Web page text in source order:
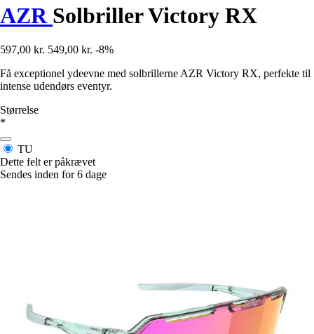
AZR Solbriller Victory RX
597,00 kr. 549,00 kr. -8%
Få exceptionel ydeevne med solbrillerne AZR Victory RX, perfekte til
intense udendørs eventyr.
Størrelse
*
TU
Dette felt er påkrævet
Sendes inden for 6 dage